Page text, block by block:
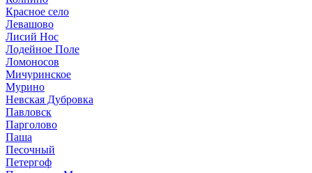
Красное село
Левашово
Лисий Нос
Лодейное Поле
Ломоносов
Мичуринское
Мурино
Невская Дубровка
Павловск
Парголово
Паша
Песочный
Петергоф